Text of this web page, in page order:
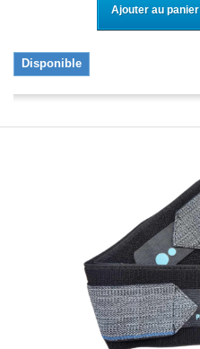
Ajouter au panier
Disponible